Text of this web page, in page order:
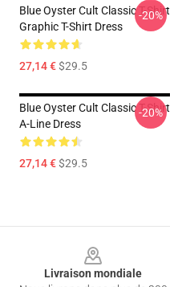
Blue Oyster Cult Classic T-Shirt
Graphic T-Shirt Dress
27,14 €$29.5
-20%
Blue Oyster Cult Classic T-Shirt
A-Line Dress
27,14 €$29.5
-20%
Livraison mondiale